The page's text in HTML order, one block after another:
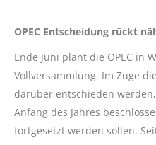
OPEC Entscheidung rückt
Ende Juni plant die OPEC in
Vollversammlung. Im Zuge
darüber entschieden
Anfang des Jahres
fortgesetzt werden sollen.